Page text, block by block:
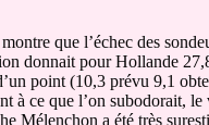
que l’échec des
donnait pour Hollande
point (10,3 prévu 9,1
à ce que l’on subodorait, le
Mélenchon a été très